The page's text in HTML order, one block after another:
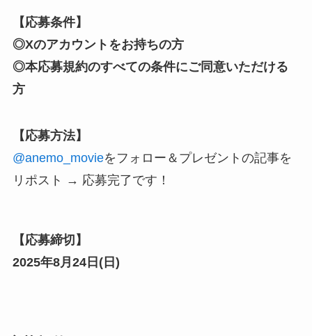
【応募条件】
◎Xのアカウントをお持ちの方
◎本応募規約のすべての条件にご同意いただける
方
【応募方法】
@anemo_movieをフォロー ＆プレゼントの記事を
リポスト → 応募完了です！
【応募締切】
2025年8月 24日(日 )